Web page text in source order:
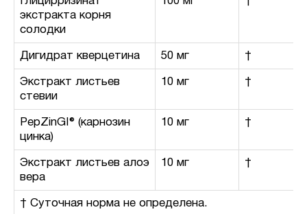
экстракта корня
солодки
Дигидрат кверцетина 50 мг †
Экстракт листьев
стевии
10 мг †
PepZinGI® (карнозин
цинка)
10 мг †
Экстракт листьев алоэ
вера
10 мг †
† Суточная норма не определена.